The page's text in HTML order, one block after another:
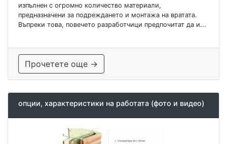
изпълнен с огромно количество материали,
предназначени за подреждането и монтажа на вратата.
Въпреки това, повечето разработчици предпочитат да и...
Прочетете още →
опции, характеристики на работата (фото и видео)